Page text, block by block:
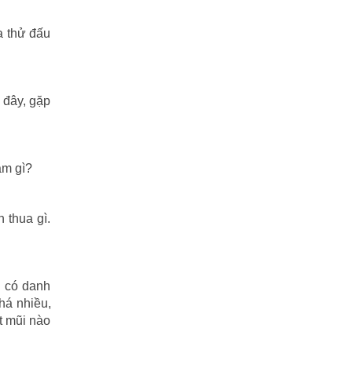
thử đấu
gặp
gì?
thua gì.
có danh
nhiều,
mũi nào